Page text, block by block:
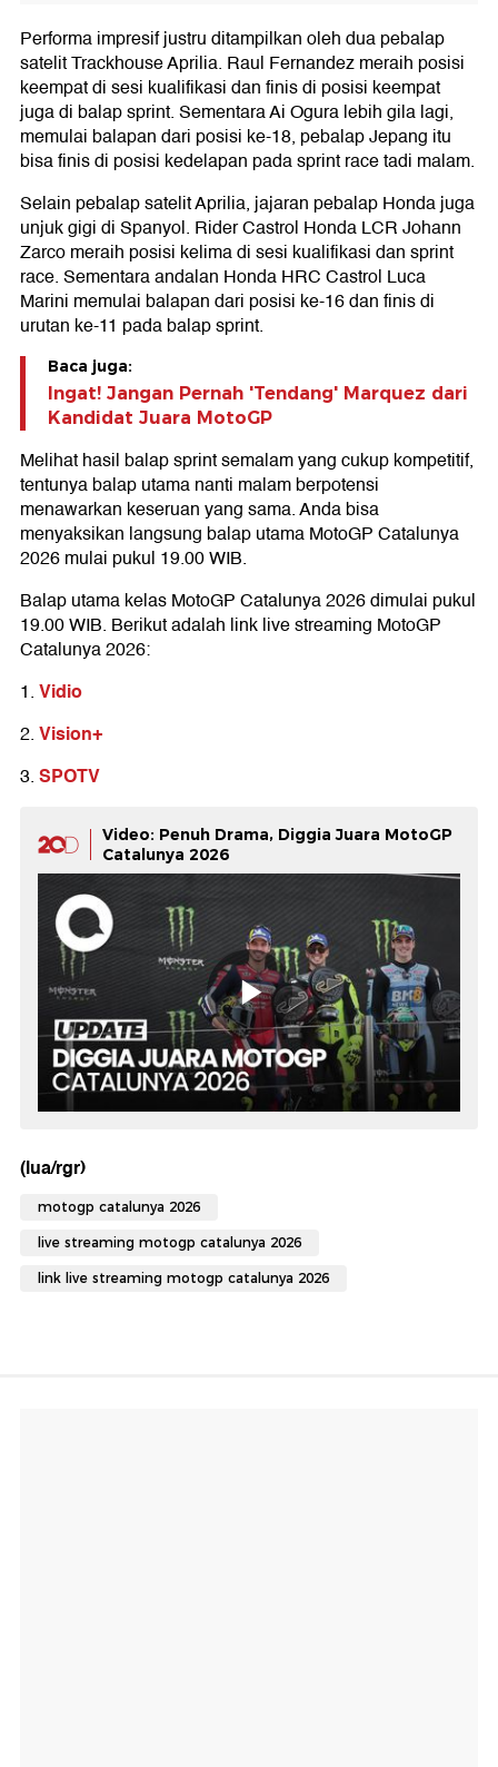
Performa impresif justru ditampilkan oleh dua pebalap
satelit Trackhouse Aprilia. Raul Fernandez meraih posisi
keempat di sesi kualifikasi dan finis di posisi keempat
juga di balap sprint. Sementara Ai Ogura lebih gila lagi,
memulai balapan dari posisi ke-18, pebalap Jepang itu
bisa finis di posisi kedelapan pada sprint race tadi malam.
Selain pebalap satelit Aprilia, jajaran pebalap Honda juga
unjuk gigi di Spanyol. Rider Castrol Honda LCR Johann
Zarco meraih posisi kelima di sesi kualifikasi dan sprint
race. Sementara andalan Honda HRC Castrol Luca
Marini memulai balapan dari posisi ke-16 dan finis di
urutan ke-11 pada balap sprint.
Baca juga:
Ingat! Jangan Pernah 'Tendang' Marquez dari
Kandidat Juara MotoGP
Melihat hasil balap sprint semalam yang cukup kompetitif,
tentunya balap utama nanti malam berpotensi
menawarkan keseruan yang sama. Anda bisa
menyaksikan langsung balap utama MotoGP Catalunya
2026 mulai pukul 19.00 WIB.
Balap utama kelas MotoGP Catalunya 2026 dimulai pukul
19.00 WIB. Berikut adalah link live streaming MotoGP
Catalunya 2026:
1.Vidio
2.Vision+
3.SPOTV
Video: Penuh Drama, Diggia Juara MotoGP
Catalunya 2026
(lua/rgr)
motogp catalunya 2026
live streaming motogp catalunya 2026
link live streaming motogp catalunya 2026